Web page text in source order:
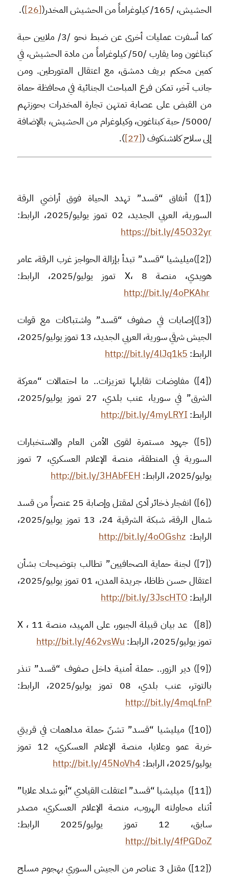
الحشيش، /165/ كيلوغراماً من الحشيش المخدر(
[26]
).
كما أسفرت عمليات أخرى عن ضبط نحو /3/ ملايين حبة
كبتاغون وما يقارب /50/ كيلوغراماً من مادة الحشيش، في
كمين محكم بريف دمشق، مع اعتقال المتورطين. ومن
جانب آخر، تمكن فرع المباحث الجنائية في محافظة حماة
من القبض على عصابة تمتهن تجارة المخدرات بحوزتهم
/5000/ حبة كبتاغون، وكيلوغرام من الحشيش، بالإضافة
إلى سلاح كلاشنكوف ([27]
).
([1]) أنفاق “قسد” تهدد الحياة فوق أراضي الرقة
السورية، العربي الجديد، 02 تموز يوليو/2025، الرابط:
https://bit.ly/45O32yr
([2])ميليشيا “قسد” تبدأ بإزالة الحواجز غرب الرقة، عامر
هويدي، منصة X، 8 تموز يوليو/2025، الرابط:
http://bit.ly/4oPKAhr
([3])إصابات في صفوف “قسد” واشتباكات مع قوات
الجيش شرقي سورية، العربي الجديد، 13 تموز يوليو/2025،
الرابط: http://bit.ly/4lJq1k5
([4]) مفاوضات تقابلها تعزيزات.. ما احتمالات “معركة
الشرق” في سوريا، عنب بلدي، 27 تموز يوليو/2025،
الرابط:http://bit.ly/4myLRYI
([5]) جهود مستمرة لقوى الأمن العام والاستخبارات
السورية في المنطقة، منصة الإعلام العسكري، 7 تموز
يوليو/2025، الرابط:
http://bit.ly/3HAbFEH
([6]) انفجار ذخائر أدى لمقتل وإصابة 25 عنصراً من قسد
شمال الرقة، شبكة الشرقية 24، 13 تموز يوليو/2025،
الرابط: http://bit.ly/4oOGshz
([7]) لجنة حماية الصحافيين” تطالب بتوضيحات بشأن
اعتقال حسن ظاظا، جريدة المدن، 01 تموز يوليو/2025،
الرابط: http://bit.ly/3JscHTO
([8]) عد بيان قبيلة الجبور، على المهيد، منصة X ، 11
تموز يوليو/2025، الرابط:
http://bit.ly/462vsWu
([9]) دير الزور.. حملة أمنية داخل صفوف “قسد” تنذر
بالتوتر، عنب بلدي، 08 تموز يوليو/2025، الرابط:
http://bit.ly/4mqLfnP
([10]) ميليشيا “قسد” تشنّ حملة مداهمات في قريتي
خربة عمو وعلايا، منصة الإعلام العسكري، 12 تموز
يوليو/2025، الرابط:
http://bit.ly/45NoVh4
([11]) ميليشيا “قسد” اعتقلت القيادي “أبو شداد علايا”
أثناء محاولته الهروب، منصة الإعلام العسكري، مصدر
سابق، 12 تموز يوليو/2025 الرابط:
http://bit.ly/4fPGDoZ
([12]) مقتل 3 عناصر من الجيش السوري بهجوم مسلح